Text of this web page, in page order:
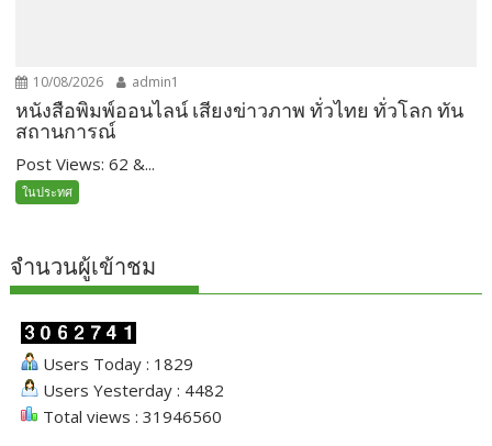
10/08/2026 admin1
หนังสือพิมพ์ออนไลน์ เสียงข่าวภาพ ทั่วไทย ทั่วโลก ทัน
สถานการณ์
Post Views: 62 &...
ในประทศ
จำนวนผู้เข้าชม
Users Today : 1829
Users Yesterday : 4482
Total views : 31946560